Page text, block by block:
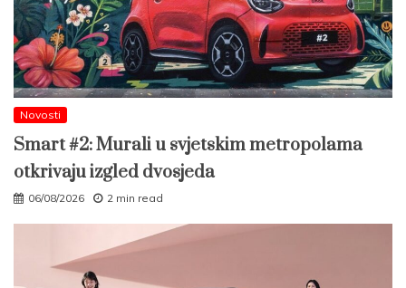
Novosti
Smart #2: Murali u svjetskim metropolama
otkrivaju izgled dvosjeda
06/08/2026 2 min read